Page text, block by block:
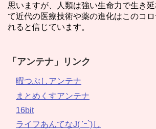
思いますが、人類は強い生命力で生き
て近代の医療技術や薬の進化はこのコロ
れると信じています。
「アンテナ」リンク
暇つぶしアンテナ
まとめくすアンテナ
16bit
ライフあんてなJ( 'ｰ`)し